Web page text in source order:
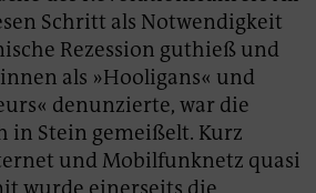
Schritt als Notwendigkeit
Rezession guthieß und
als »Hooligans« und
denunzierte, war die
in Stein gemeißelt. Kurz
und Mobilfunknetz quasi